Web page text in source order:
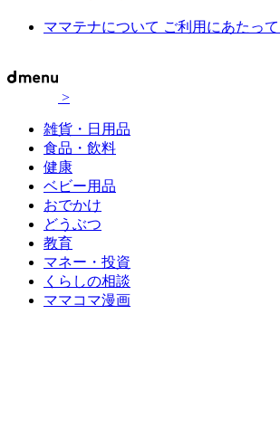
ママテナについて ご利用にあたって
>
雑貨・日用品
食品・飲料
健康
ベビー用品
おでかけ
どうぶつ
教育
マネー・投資
くらしの相談
ママコマ漫画